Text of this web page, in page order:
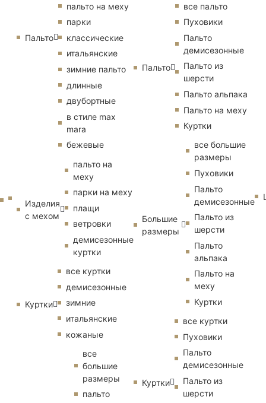
Пальто
пальто на меху
парки
классические
итальянские
зимние пальто
длинные
двубортные
в стиле max
mara
бежевые
Изделия
с мехом
пальто на
меху
парки на меху
плащи
ветровки
демисезонные
куртки
Куртки
все куртки
демисезонные
зимние
итальянские
кожаные
все
большие
размеры
пальто
Пальто
все пальто
Пуховики
Пальто
демисезонные
Пальто из
шерсти
Пальто альпака
Пальто на меху
Куртки
Большие
размеры
все большие
размеры
Пуховики
Пальто
демисезонные
Пальто из
шерсти
Пальто
альпака
Пальто на
меху
Куртки
Куртки
все куртки
Пуховики
Пальто
демисезонные
Пальто из
шерсти